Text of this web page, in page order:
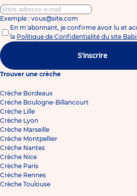
Exemple : vous@site.com
En m'abonnant, je confirme avoir lu et
la Politique de Confidentialité du site
S'inscrire
Trouver une crèche
Crèche Bordeaux
Crèche Boulogne-Billancourt
Crèche Lille
Crèche Lyon
Crèche Marseille
Crèche Montpellier
Crèche Nantes
Crèche Nice
Crèche Paris
Crèche Rennes
Crèche Toulouse